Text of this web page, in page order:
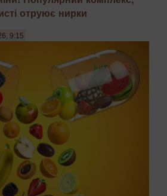
мікропластику в тканинах
Останні дослідження показують,
полімерів здатні долати
бар'єр, який раніше вважався
отруює нирки
9:15